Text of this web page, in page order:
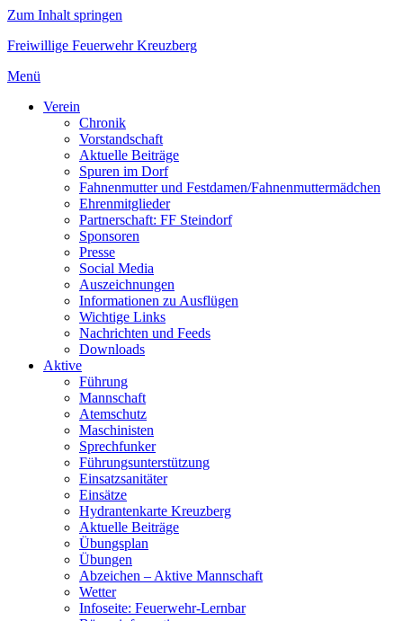
Zum Inhalt springen
Freiwillige Feuerwehr Kreuzberg
Menü
Verein
Chronik
Vorstandschaft
Aktuelle Beiträge
Spuren im Dorf
Fahnenmutter und Festdamen/Fahnenmuttermädchen
Ehrenmitglieder
Partnerschaft: FF Steindorf
Sponsoren
Presse
Social Media
Auszeichnungen
Informationen zu Ausflügen
Wichtige Links
Nachrichten und Feeds
Downloads
Aktive
Führung
Mannschaft
Atemschutz
Maschinisten
Sprechfunker
Führungsunterstützung
Einsatzsanitäter
Einsätze
Hydrantenkarte Kreuzberg
Aktuelle Beiträge
Übungsplan
Übungen
Abzeichen – Aktive Mannschaft
Wetter
Infoseite: Feuerwehr-Lernbar